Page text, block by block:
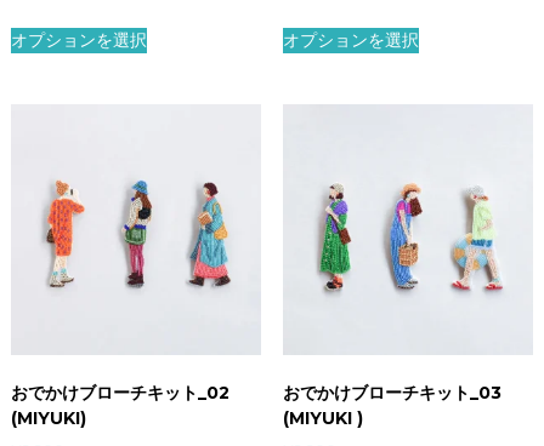
オプションを選択 オプションを選択
おでかけブローチキット_02
(MIYUKI)
おでかけブローチキット_03
(MIYUKI )